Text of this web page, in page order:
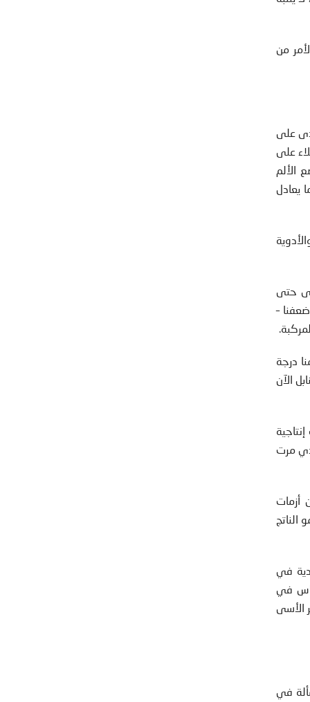
من
تتغذى على
على
الألم
لندن (أي ما يعادل
حتى
–
درجة
الآن
إنتاجية
الذي مرت
أزمات
الناتج
في
في
الأسى
في